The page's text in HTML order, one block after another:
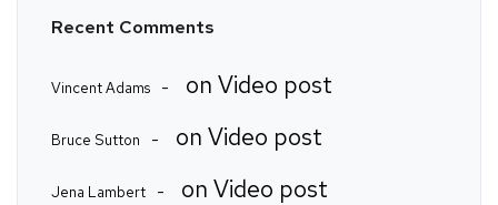
Recent Comments
Vincent Adams on Video post
Bruce Sutton on Video post
Jena Lambert on Video post